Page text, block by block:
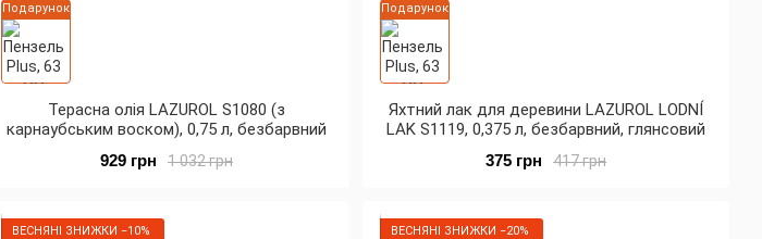
Подарунок
Терасна олія LAZUROL S1080 (з
карнаубським воском), 0,75 л, безбарвний
1 032 грн
929 грн
Подарунок
Яхтний лак для деревини LAZUROL LODNÍ
LAK S1119, 0,375 л, безбарвний, глянсовий
417 грн
375 грн
ВЕСНЯНІ ЗНИЖКИ −10% ВЕСНЯНІ ЗНИЖКИ −20%